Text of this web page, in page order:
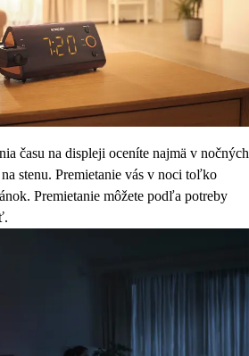
času na displeji oceníte najmä v nočných
stenu. Premietanie vás v noci toľko
Premietanie môžete podľa potreby